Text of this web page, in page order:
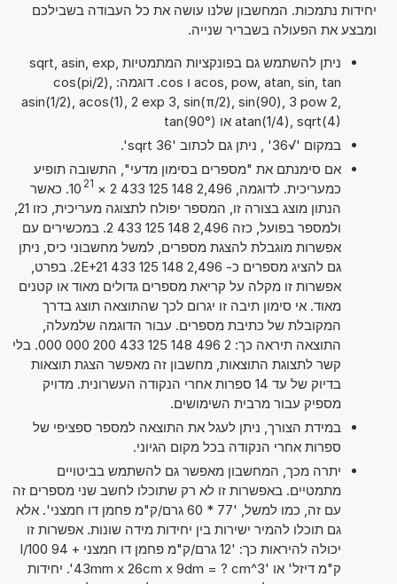
יחידות נתמכות. המחשבון שלנו עושה את כל העבודה בשבילכם
ומבצע את הפעולה בשבריר שנייה.
ניתן להשתמש גם בפונקציות המתמטיות sqrt, asin, exp,
acos, pow, atan, sin, tan ו cos. דוגמה: cos(pi/2),
asin(1/2), acos(1), 2 exp 3, sin(π/2), sin(90), 3 pow 2,
atan(1/4), sqrt(4) או tan(90°)
במקום '√36' , ניתן גם לכתוב 'sqrt 36'.
אם סימנתם את "מספרים בסימון מדעי", התשובה תופיע
כמעריכית. לדוגמה, 2,496 148 125 433 2
×
10 21
. כאשר
ולמספר בפועל, כזה 2,496 148 125 433 2. במכשירים עם
אפשרות מוגבלת להצגת מספרים, למשל מחשבוני כיס, ניתן
גם להציג מספרים כ- 2,496 148 125 433 2E+21. בפרט,
אפשרות זו מקלה על קריאת מספרים גדולים מאוד או קטנים
מאוד. אי סימון תיבה זו יגרום לכך שהתוצאה תוצג בדרך
המקובלת של כתיבת מספרים. עבור הדוגמה שלמעלה,
התוצאה תיראה כך: 2 496 148 125 433 200 000 000. בלי
קשר לתצוגת התוצאות, מחשבון זה מאפשר הצגת תוצאות
בדיוק של עד 14 ספרות אחרי הנקודה העשרונית. מדויק
מספיק עבור מרבית השימושים.
במידת הצורך, ניתן לעגל את התוצאה למספר ספציפי של
ספרות אחרי הנקודה בכל מקום הגיוני.
יתרה מכך, המחשבון מאפשר גם להשתמש בביטויים
מתמטיים. באפשרות זו לא רק שתוכלו לחשב שני מספרים זה
עם זה, כמו למשל, '77 * 60 גרם/ק"מ פחמן דו חמצני'. אלא
גם תוכלו להמיר ישירות בין יחידות מידה שונות. אפשרות זו
יכולה להיראות כך: '12 גרם/ק"מ פחמן דו חמצני + 94 l/100
ק"מ דיזל' או '43mm x 26cm x 9dm = ? cm^3'. יחידות